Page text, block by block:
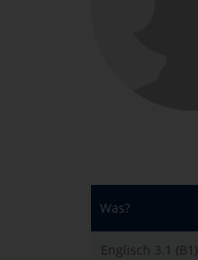
Was?
Englisch 3.1 (B1)